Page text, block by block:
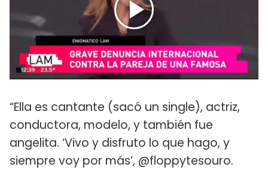
“Ella es cantante (sacó un single), actriz,
conductora, modelo, y también fue
angelita. ‘Vivo y disfruto lo que hago, y
siempre voy por más’, @floppytesouro.